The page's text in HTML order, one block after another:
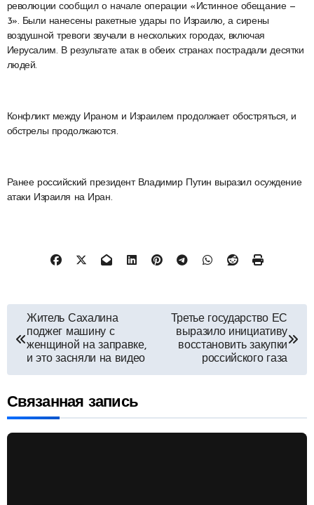
революции сообщил о начале операции «Истинное обещание —
3». Были нанесены ракетные удары по Израилю, а сирены
воздушной тревоги звучали в нескольких городах, включая
Иерусалим. В результате атак в обеих странах пострадали десятки
людей.
Конфликт между Ираном и Израилем продолжает обостряться, и
обстрелы продолжаются.
Ранее российский президент Владимир Путин выразил осуждение
атаки Израиля на Иран.
Навигация
по
записям
Житель Сахалина
поджег машину с
женщиной на заправке,
и это засняли на видео
Третье государство ЕС
выразило инициативу
восстановить закупки
российского газа
Связанная запись